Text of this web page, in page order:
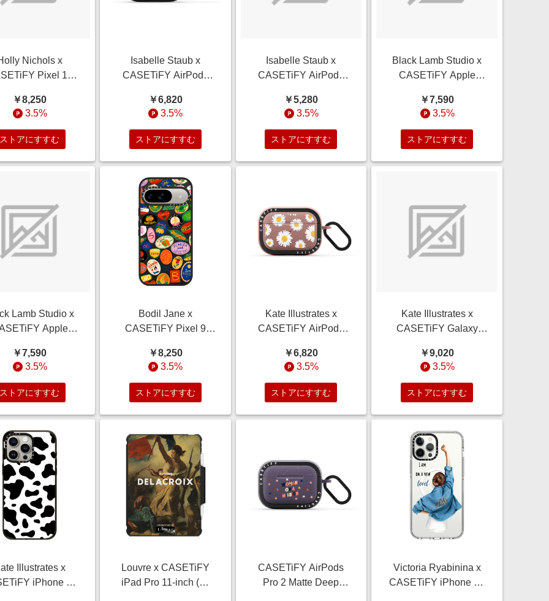
Nichols x
Pixel 10
ブラック Impact
Case White
Wine Dreamer
￥8,250
3.5%
ストアにすすむ
Isabelle Staub x
CASETiFY AirPods
Deep Purple バウンス
ケース Aquarius
Constellation
￥6,820
3.5%
ストアにすすむ
Isabelle Staub x
CASETiFY AirPods
Fizz インパクトケース
Libra Constellation
￥5,280
3.5%
ストアにすすむ
Black Lamb Studio x
CASETiFY Apple
(45mm) Dog,Chrome
Black インパクト バン
ド Dog Park (white)
￥7,590
3.5%
ストアにすすむ
Lamb Studio x
Apple
インパ
バンド Dog Park
(black)
￥7,590
3.5%
ストアにすすむ
Bodil Jane x
CASETiFY Pixel 9
ラック Impact
Magnetic Case FRUIT
STICKERS
￥8,250
3.5%
ストアにすすむ
Kate Illustrates x
CASETiFY AirPods
Matte Dusty Rose バウ
ンス ケース DAISIES
￥6,820
3.5%
ストアにすすむ
Kate Illustrates x
CASETiFY Galaxy
Dragon,Chrome マッ
トブラック インパクト
ケース DRAGONS
￥9,020
3.5%
ストアにすすむ
Illustrates x
iPhone 15
Louvre x CASETiFY
iPad Pro 11-inch (第
CASETiFY AirPods
Pro 2 Matte Deep
Victoria Ryabinina x
CASETiFY iPhone 12